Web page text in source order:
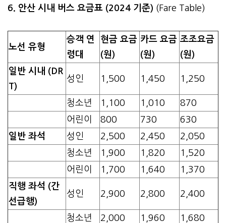
6. 안산 시내 버스 요금표 (2024 기준) (Fare Table)
노선 유형
승객 연
령대
현금 요금
(원)
카드 요금
(원)
조조요금
(원)
일반 시내 (DR
T)
성인 1,500 1,450 1,250
청소년 1,100 1,010
870
어린이
800 730
630
일반 좌석
성인 2,500 2,450
2,050
청소년
1,900 1,820
1,520
어린이
1,700 1,640
1,370
직행 좌석 (간
선급행)
성인 2,900 2,800 2,400
청소년 2,000 1,960 1,680